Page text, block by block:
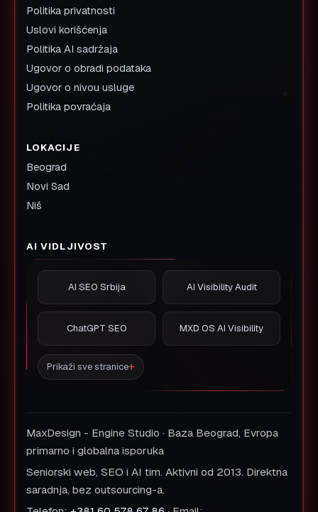
Politika privatnosti
Uslovi korišćenja
Politika AI sadržaja
Ugovor o obradi podataka
Ugovor o nivou usluge
Politika povraćaja
LOKACIJE
Beograd
Novi Sad
Niš
AI VIDLJIVOST
AI SEO Srbija AI Visibility Audit
ChatGPT SEO MXD OS AI Visibility
Prikaži sve stranice
MaxDesign - Engine Studio · Baza Beograd, Evropa
primarno i globalna isporuka
Seniorski web, SEO i AI tim. Aktivni od 2013. Direktna
saradnja, bez outsourcing-a.